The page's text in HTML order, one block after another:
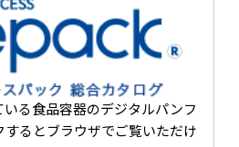
る食品容器のデジタルパンフ
するとブラウザでご覧いただけ